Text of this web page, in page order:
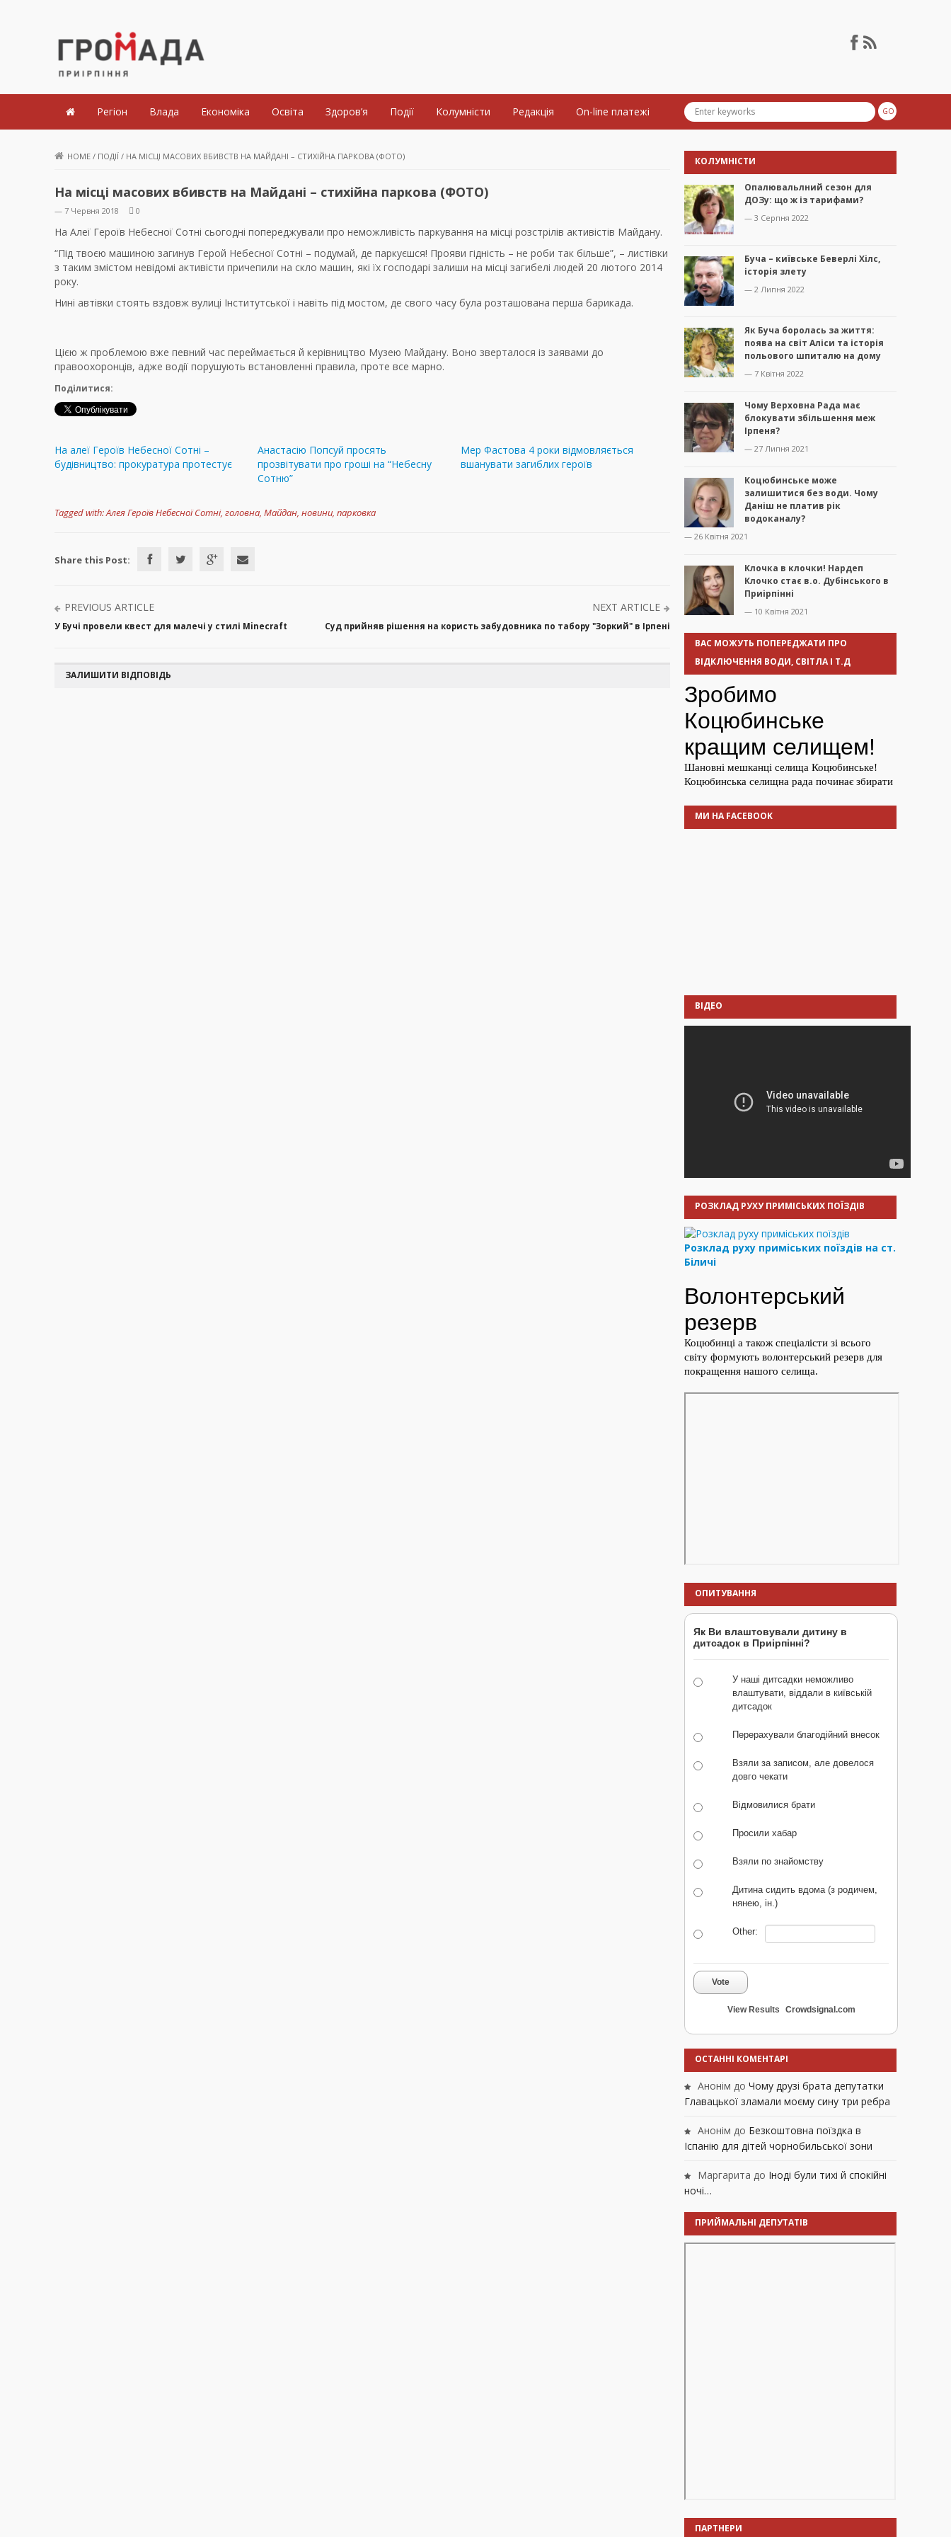
Громада Приірпіння
Регіон Влада Економіка Освіта Здоров’я Події Колумністи Редакція On-line платежі
HOME / ПОДІЇ / НА МІСЦІ МАСОВИХ ВБИВСТВ НА МАЙДАНІ – СТИХІЙНА ПАРКОВА (ФОТО)
На місці масових вбивств на Майдані – стихійна паркова (ФОТО)
— 7 Червня 2018 0
На Алеї Героїв Небесної Сотні сьогодні попереджували про неможливість паркування на місці розстрілів активістів Майдану.
“Під твоєю машиною загинув Герой Небесної Сотні – подумай, де паркуєшся! Прояви гідність – не роби так більше”, – листівки
з таким змістом невідомі активісти причепили на скло машин, які їх господарі залиши на місці загибелі людей 20 лютого 2014
року.
Нині автівки стоять вздовж вулиці Інститутської і навіть під мостом, де свого часу була розташована перша барикада.
Цією ж проблемою вже певний час переймається й керівництво Музею Майдану. Воно зверталося із заявами до
правоохоронців, адже водії порушують встановленні правила, проте все марно.
Поділитися:
На алеї Героїв Небесної Сотні –
будівництво: прокуратура протестує
Анастасію Попсуй просять
прозвітувати про гроші на “Небесну
Сотню”
Мер Фастова 4 роки відмовляється
вшанувати загиблих героїв
Tagged with:Алея Героїв Небесної Сотні, головна, Майдан, новини, парковка
Share this Post:
PREVIOUS ARTICLE
У Бучі провели квест для малечі у стилі Minecraft
NEXT ARTICLE
Суд прийняв рішення на користь забудовника по табору "Зоркий" в Ірпені
ЗАЛИШИТИ ВІДПОВІДЬ
КОЛУМНІСТИ
Опалювальлний сезон для
ДОЗу: що ж із тарифами?
— 3 Серпня 2022
Буча – київське Беверлі Хілс,
історія злету
— 2 Липня 2022
Як Буча боролась за життя:
поява на світ Аліси та історія
польового шпиталю на дому
— 7 Квітня 2022
Чому Верховна Рада має
блокувати збільшення меж
Ірпеня?
— 27 Липня 2021
Коцюбинське може
залишитися без води. Чому
Даніш не платив рік
водоканалу?
— 26 Квітня 2021
Клочка в клочки! Нардеп
Клочко стає в.о. Дубінського в
Приірпінні
— 10 Квітня 2021
ВАС МОЖУТЬ ПОПЕРЕДЖАТИ ПРО
ВІДКЛЮЧЕННЯ ВОДИ, СВІТЛА І Т.Д
МИ НА FACEBOOK
ВІДЕО
РОЗКЛАД РУХУ ПРИМІСЬКИХ ПОЇЗДІВ
Розклад руху приміських поїздів на ст.
Біличі
ОПИТУВАННЯ
Як Ви влаштовували дитину в
дитсадок в Приірпінні?
У наші дитсадки неможливо
влаштувати, віддали в київській
дитсадок
Перерахували благодійний внесок
Взяли за записом, але довелося
довго чекати
Відмовилися брати
Просили хабар
Взяли по знайомству
Дитина сидить вдома (з родичем,
нянею, ін.)
Other:
Vote
View Results Crowdsignal.com
ОСТАННІ КОМЕНТАРІ
Анонім до Чому друзі брата депутатки
Главацької зламали моєму сину три ребра
Анонім до Безкоштовна поїздка в
Іспанію для дітей чорнобильської зони
Маргарита до Іноді були тихі й спокійні
ночі…
ПРИЙМАЛЬНІ ДЕПУТАТІВ
ПАРТНЕРИ